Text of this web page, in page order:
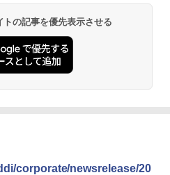
の記事を優先表示させる
corporate/newsrelease/20